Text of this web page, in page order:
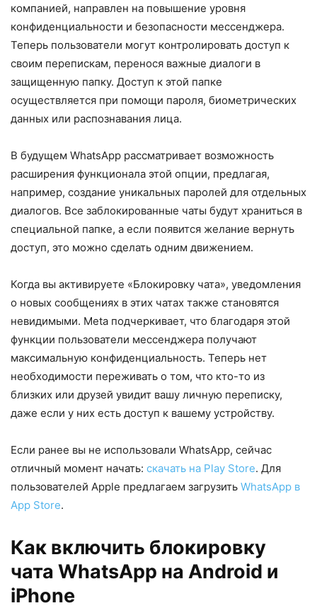
компанией, направлен на повышение уровня
конфиденциальности и безопасности мессенджера.
Теперь пользователи могут контролировать доступ к
своим перепискам, перенося важные диалоги в
защищенную папку. Доступ к этой папке
осуществляется при помощи пароля, биометрических
данных или распознавания лица.
В будущем WhatsApp рассматривает возможность
расширения функционала этой опции, предлагая,
например, создание уникальных паролей для отдельных
диалогов. Все заблокированные чаты будут храниться в
специальной папке, а если появится желание вернуть
доступ, это можно сделать одним движением.
Когда вы активируете «Блокировку чата», уведомления
о новых сообщениях в этих чатах также становятся
невидимыми. Meta подчеркивает, что благодаря этой
функции пользователи мессенджера получают
максимальную конфиденциальность. Теперь нет
необходимости переживать о том, что кто-то из
близких или друзей увидит вашу личную переписку,
даже если у них есть доступ к вашему устройству.
Если ранее вы не использовали WhatsApp, сейчас
отличный момент начать: скачать на Play Store. Для
пользователей Apple предлагаем загрузить WhatsApp в
App Store.
Как включить блокировку
чата WhatsApp на Android и
iPhone